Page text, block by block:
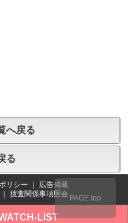
へ戻る
る
リシー
広告掲載
捜査関係事項照会
LIST
PAGE top